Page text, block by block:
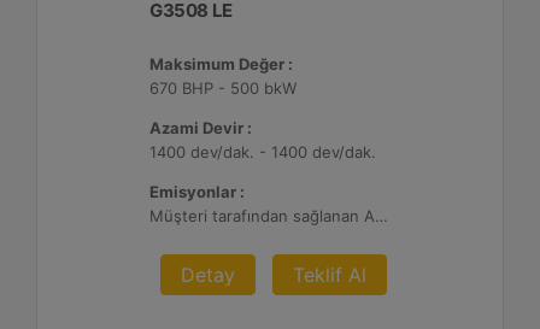
G3508 LE
Maksimum Değer :
670 BHP - 500 bkW
Azami Devir :
1400 dev/dak. - 1400 dev/dak.
Emisyonlar :
Müşteri tarafından sağlanan Atık Arıtma ile 2 g/bhp-sa. NOx
Detay Teklif Al